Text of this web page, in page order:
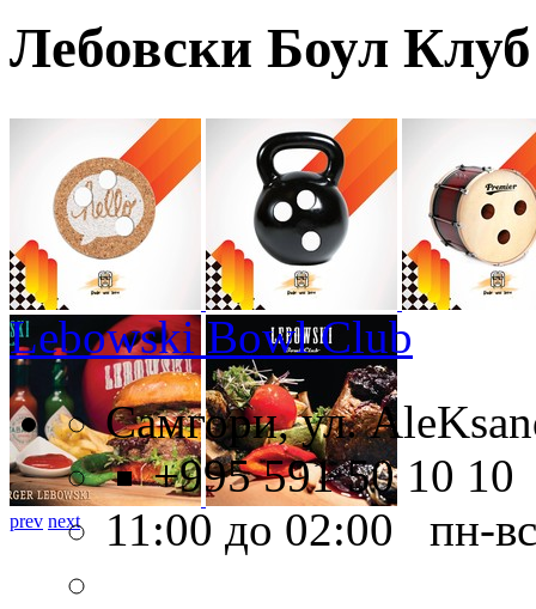
Лебовски Боул
prev next
Lebowski Bowl Club
Самгори, ул.
+995 591 50 10 10
11:00 до 02:00 пн-вс